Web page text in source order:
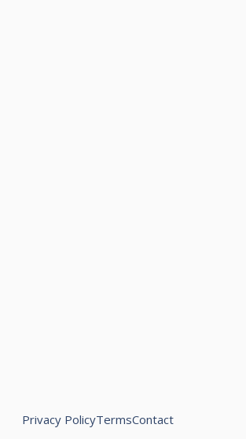
Privacy PolicyTermsContact